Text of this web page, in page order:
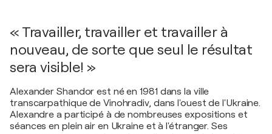
« Travailler, travailler et travailler à
nouveau, de sorte que seul le résultat
sera visible! »
Alexander Shandor est né en 1981 dans la ville
transcarpathique de Vinohradiv, dans l'ouest de l'Ukraine.
Alexandre a participé à de nombreuses expositions et
séances en plein air en Ukraine et à l'étranger. Ses